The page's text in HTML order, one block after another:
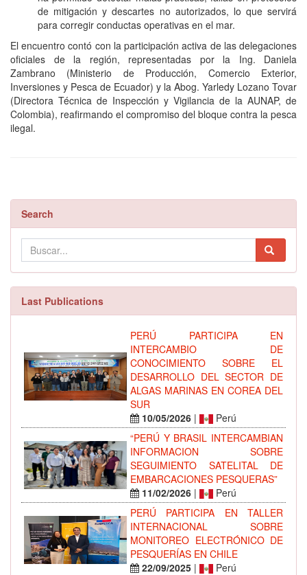
de mitigación y descartes no autorizados, lo que servirá
para corregir conductas operativas en el mar.
El encuentro contó con la participación activa de las delegaciones
oficiales de la región, representadas por la Ing. Daniela
Zambrano (Ministerio de Producción, Comercio Exterior,
Inversiones y Pesca de Ecuador) y la Abog. Yarledy Lozano Tovar
(Directora Técnica de Inspección y Vigilancia de la AUNAP, de
Colombia), reafirmando el compromiso del bloque contra la pesca
ilegal.
Search
Last Publications
PERÚ PARTICIPA EN
INTERCAMBIO DE
CONOCIMIENTO SOBRE EL
DESARROLLO DEL SECTOR DE
ALGAS MARINAS EN COREA DEL
SUR
10/05/2026 |
Perú
“PERÚ Y BRASIL INTERCAMBIAN
INFORMACION SOBRE
SEGUIMIENTO SATELITAL DE
EMBARCACIONES PESQUERAS”
11/02/2026 |
Perú
PERÚ PARTICIPA EN TALLER
INTERNACIONAL SOBRE
MONITOREO ELECTRÓNICO DE
PESQUERÍAS EN CHILE
22/09/2025 |
Perú